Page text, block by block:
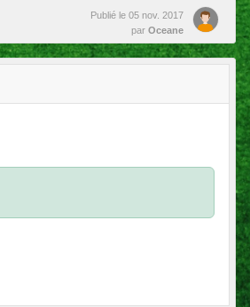
Publié le 05 nov. 2017
par Oceane